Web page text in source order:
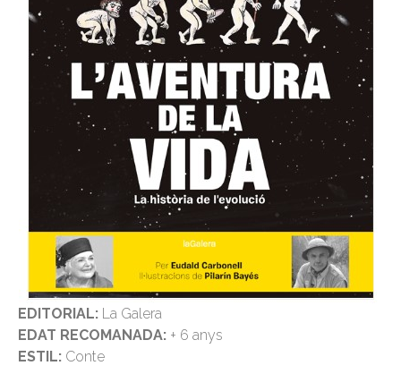
EDITORIAL: La Galera
EDAT RECOMANADA: + 6 anys
ESTIL: Conte